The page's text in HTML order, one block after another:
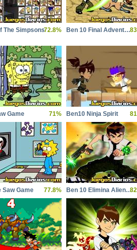
The Simpsons72.8% Ben 10 Final Adventure
Game 71% Ben10 Ninja Spirit
Saw Game 77.8% Ben 10 Elimina Alienigenas